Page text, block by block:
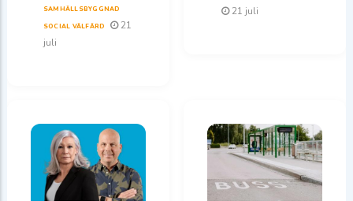
SAMHÄLLSBYGGNAD
SOCIAL VÄLFÄRD
21
juli
21 juli